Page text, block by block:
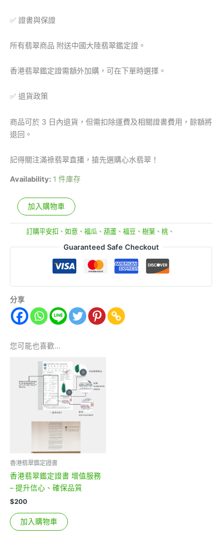
✅ 證書與保證
所有翡翠商品 附送中國大陸翡翠鑑定證。
香港翡翠鑑定證需額外加購，可在下單時選擇。
✅ 退貨政策
商品可於 3 日內退貨，但需扣除運費及相關證書費用，餘額將
退回。
記得關注滿祿翡翠直播，搶先選購心水翡翠！
Availability: 1 件庫存
加入購物車
訂購平安扣、如意、福瓜、葫蘆、福豆、樹葉、桃、
Guaranteed Safe Checkout
分享
您可能也喜歡…
香港翡翠鑑定證書
香港翡翠鑑定證書 增值服務
– 提升信心、確保品質
$200
加入購物車